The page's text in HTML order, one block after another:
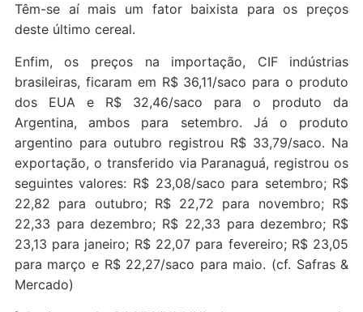
Têm-se aí mais um fator baixista para os preços
deste último cereal.
Enfim, os preços na importação, CIF indústrias
brasileiras, ficaram em R$ 36,11/saco para o produto
dos EUA e R$ 32,46/saco para o produto da
Argentina, ambos para setembro. Já o produto
argentino para outubro registrou R$ 33,79/saco. Na
exportação, o transferido via Paranaguá, registrou os
seguintes valores: R$ 23,08/saco para setembro; R$
22,82 para outubro; R$ 22,72 para novembro; R$
22,33 para dezembro; R$ 22,33 para dezembro; R$
23,13 para janeiro; R$ 22,07 para fevereiro; R$ 23,05
para março e R$ 22,27/saco para maio. (cf. Safras &
Mercado)